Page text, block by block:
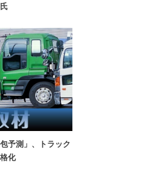
予測」、トラック
化